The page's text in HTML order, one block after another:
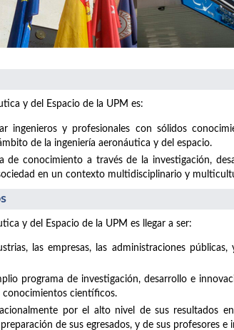
y del Espacio de la UPM es:
ingenieros y profesionales con sólidos
de la ingeniería aeronáutica y del espacio.
de conocimiento a través de la investigación,
en un contexto multidisciplinario y
y del Espacio de la UPM es llegar a ser:
las empresas, las administraciones públicas,
programa de investigación, desarrollo e
conocimientos científicos.
por el alto nivel de sus resultados
de sus egresados, y de sus profesores e